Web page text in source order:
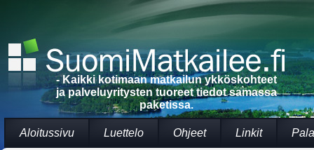
- Kaikki kotimaan matkailun ykköskohteet
ja palveluyritysten tuoreet tiedot samassa
paketissa.
Aloitussivu Luettelo Ohjeet Linkit